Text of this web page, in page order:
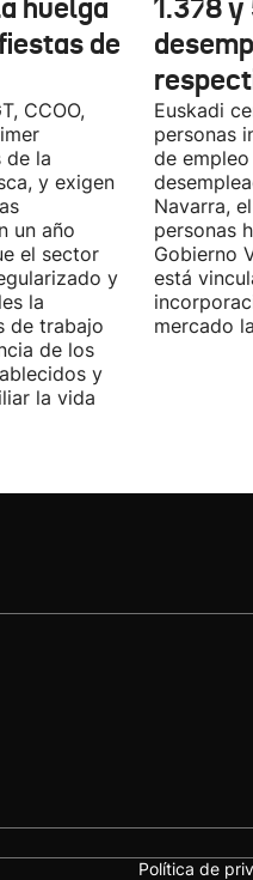
huelga
de
CCOO,
de la
y exigen
un año
el sector
y
la
de trabajo
de los
y
la vida
1.378
Euskadi
personas
de
Navarra,
personas
Gobierno
está
mercado
Política de